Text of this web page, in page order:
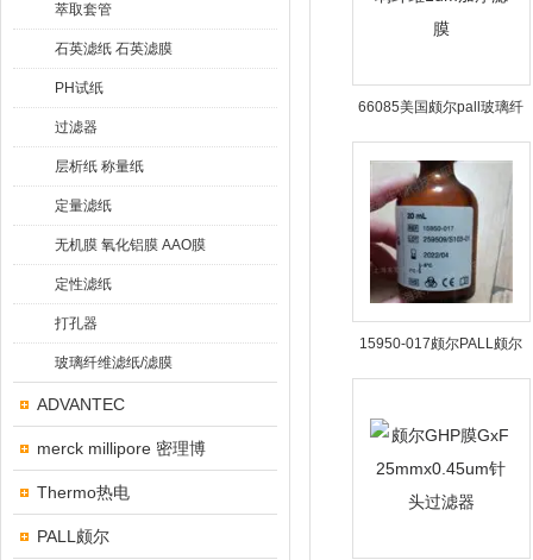
萃取套管
石英滤纸 石英滤膜
PH试纸
过滤器
层析纸 称量纸
定量滤纸
无机膜 氧化铝膜 AAO膜
定性滤纸
打孔器
玻璃纤维滤纸/滤膜
ADVANTEC
merck millipore 密理博
Thermo热电
PALL颇尔
66085美国颇尔pall玻璃纤
维1um加厚滤膜
15950-017颇尔PALL颇尔
20ml血清替代物